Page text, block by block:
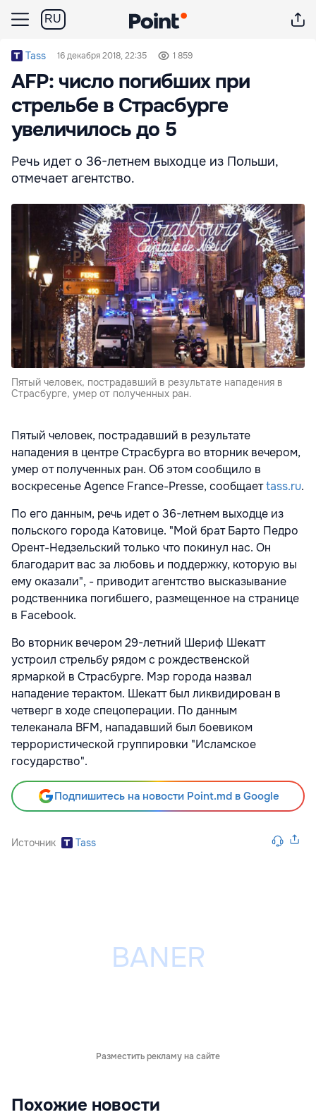
RU
Tass 16 декабря 2018, 22:35 1 859
AFP: число погибших при
стрельбе в Страсбурге
увеличилось до 5
Речь идет о 36-летнем выходце из Польши,
отмечает агентство.
Пятый человек, пострадавший в результате нападения в
Страсбурге, умер от полученных ран.
Пятый человек, пострадавший в результате
нападения в центре Страсбурга во вторник вечером,
умер от полученных ран. Об этом сообщило в
воскресеньеAgence France-Presse, сообщаетtass.ru.
По его данным, речь идет о 36-летнем выходце из
польского города Катовице. "Мой брат Барто Педро
Орент-Недзельский только что покинул нас. Он
благодарит вас за любовь и поддержку, которую вы
ему оказали", - приводит агентство высказывание
родственника погибшего, размещенное на странице
в Facebook.
Во вторник вечером 29-летний Шериф Шекатт
устроил стрельбу рядом с рождественской
ярмаркой в Страсбурге. Мэр города назвал
нападение терактом. Шекатт был ликвидирован в
четверг в ходе спецоперации. По данным
телеканала BFM, нападавший был боевиком
террористической группировки "Исламское
государство".
Подпишитесь на новости Point.md в Google
Источник Tass
Разместить рекламу на сайте
Похожие новости